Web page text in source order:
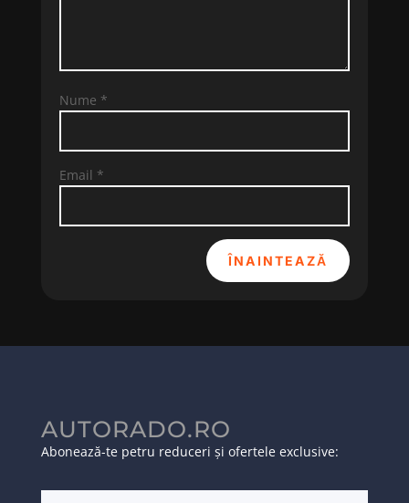
Nume *
Email *
ÎNAINTEAZĂ
AUTORADO.RO
Abonează-te petru reduceri și ofertele exclusive: